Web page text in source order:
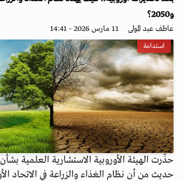
n
و2050؟
عاطف عبد المولى 11 مارس 2026 - 14:41
استدامة
حذّرت الهيئة الأوروبية الاستشارية العلمية بشأن
حديث من أن نظام الغذاء والزراعة في الاتحاد